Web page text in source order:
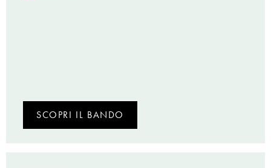
SCOPRI IL BANDO